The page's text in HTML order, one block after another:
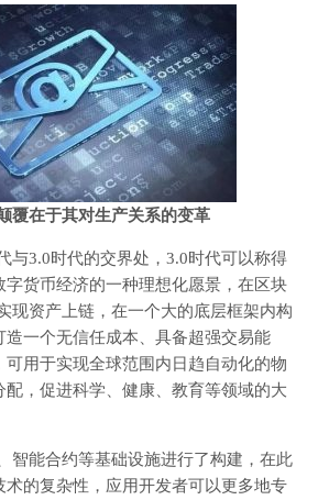
覆在于其对生产关系的变革
与3.0时代的交界处，3.0时代可以称得
字货币经济的一种理想化愿景，在区块
现资产上链，在一个大的底层框架内构
造一个无信任成本、具备超强交易能
可用于实现全球范围内日趋自动化的物
，促进科学、健康、教育等领域的大
智能合约等基础设施进行了构建，在此
术的复杂性，应用开发者可以更多地专